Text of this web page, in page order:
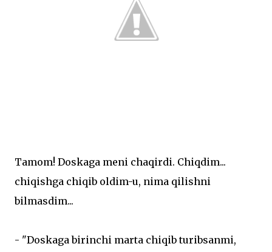
Tamom! Doskaga meni chaqirdi. Chiqdim...
chiqishga chiqib oldim-u, nima qilishni
bilmasdim...
- "Doskaga birinchi marta chiqib turibsanmi,